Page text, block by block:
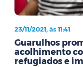
23/11/2021, às 11:41
Guarulhos
acolhimento
refugiados e